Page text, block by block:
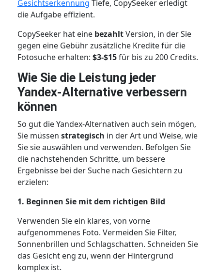
Gesichtserkennung Tiefe, CopySeeker erledigt
die Aufgabe effizient.
CopySeeker hat eine bezahltVersion, in der Sie
gegen eine Gebühr zusätzliche Kredite für die
Fotosuche erhalten: $3-$15für bis zu 200 Credits.
Wie Sie die Leistung jeder
Yandex-Alternative verbessern
können
So gut die Yandex-Alternativen auch sein mögen,
Sie müssen strategisch in der Art und Weise, wie
Sie sie auswählen und verwenden. Befolgen Sie
die nachstehenden Schritte, um bessere
Ergebnisse bei der Suche nach Gesichtern zu
erzielen:
1. Beginnen Sie mit dem richtigen Bild
Verwenden Sie ein klares, von vorne
aufgenommenes Foto. Vermeiden Sie Filter,
Sonnenbrillen und Schlagschatten. Schneiden Sie
das Gesicht eng zu, wenn der Hintergrund
komplex ist.